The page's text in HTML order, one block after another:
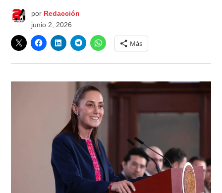
por Redacción
junio 2, 2026
Más